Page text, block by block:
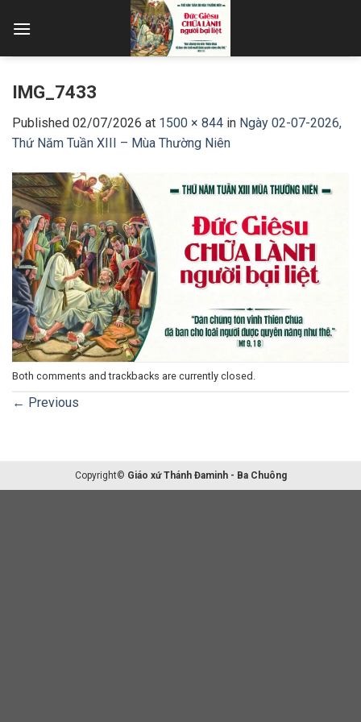
IMG_7433
Published 02/07/2026 at 1500 × 844 in Ngày 02-07-2026,
Thứ Năm Tuần XIII – Mùa Thường Niên
Both comments and trackbacks are currently closed.
← Previous
Copyright© Giáo xứ Thánh Đaminh - Ba Chuông